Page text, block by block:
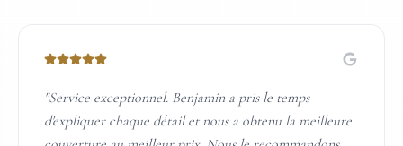
"Service exceptionnel. Benjamin a pris le temps
d'expliquer chaque détail et nous a obtenu la meilleure